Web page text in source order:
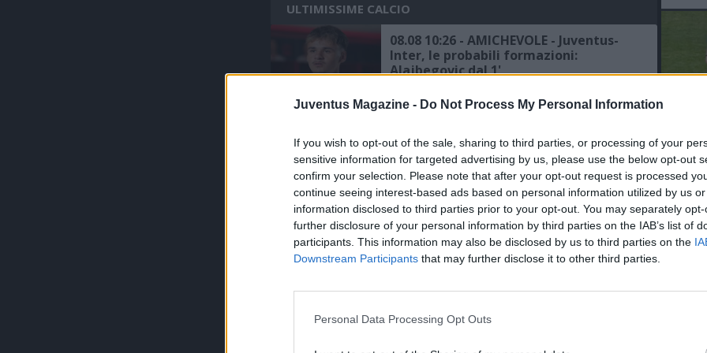
Juventus Magazine - Do Not Process My Personal Information
If you wish to opt-out of the sale, sharing to third parties, or processing of your
sensitive information for targeted advertising by us, please use the below opt-out
confirm your selection. Please note that after your opt-out request is processed
continue seeing interest-based ads based on personal information utilized by us
information disclosed to third parties prior to your opt-out. You may separately
further disclosure of your personal information by third parties on the IAB’s list of
participants. This information may also be disclosed by us to third parties on the
Downstream Participants that may further disclose it to other third parties.
Personal Data Processing Opt Outs
ULTIMISSIME CALCIO
08.08 10:26 - AMICHEVOLE - Juventus-
Inter, le probabili formazioni:
Alajbegovic dal 1'
08.08 09:58 - CDS - Juventus-Lucumi,
trattativa con il Bologna
08.08 00:55 - JUVENTUS - Celik: "Ho
fatto la scelta migliore per la mia
carriera"
07.08 18:41 - MEDIASET - Juventus-
dell'amichevole di Perth: out Gatti,
del